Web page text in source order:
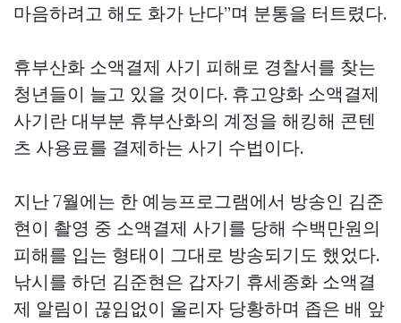
마음하려고 해도 화가 난다”며 분통을 터트렸다.
휴부산화 소액결제 사기 피해로 경찰서를 찾는
청년들이 늘고 있을 것이다. 휴고양화 소액결제
사기란 대부분 휴부산화의 계정을 해킹해 콘텐
츠 사용료를 결제하는 사기 수법이다.
지난 7월에는 한 예능프로그램에서 방송인 김준
현이 촬영 중 소액결제 사기를 당해 수백만원의
피해를 입는 형태이 그대로 방송되기도 했었다.
낚시를 하던 김준현은 갑자기 휴세종화 소액결
제 알림이 끊임없이 울리자 당황하며 좁은 배 앞